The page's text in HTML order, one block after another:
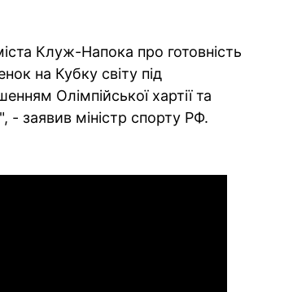
Клуж-Напока про готовність
на Кубку світу під
Олімпійської хартії та
- заявив міністр спорту РФ.